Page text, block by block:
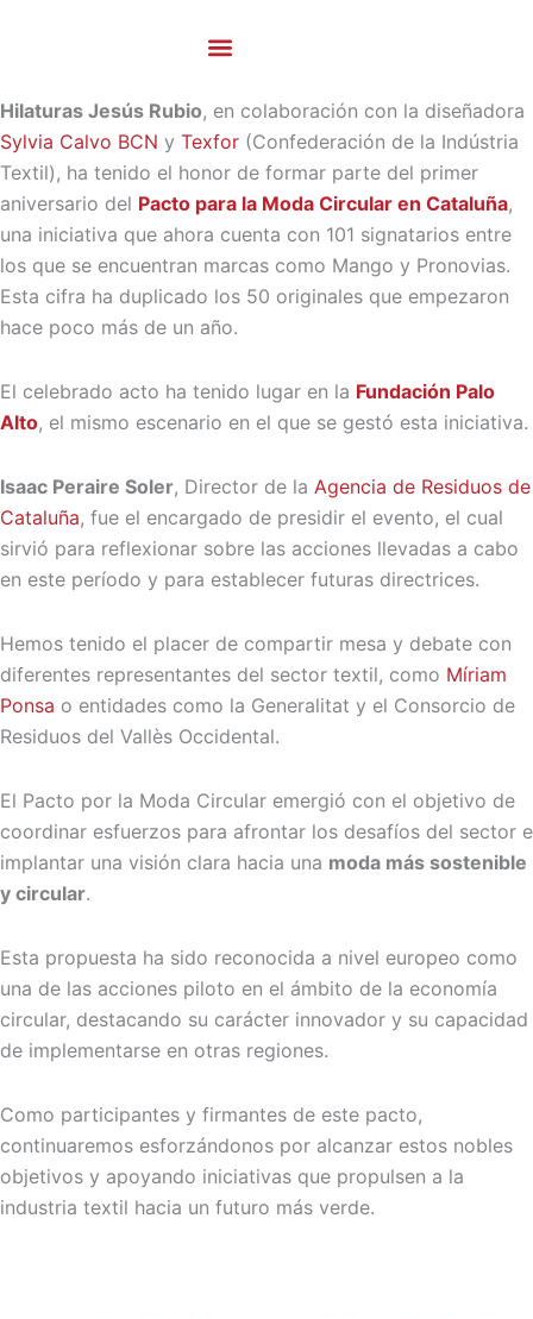
Hilaturas Jesús Rubio, en colaboración con la diseñadora
Sylvia Calvo BCN y Texfor (Confederación de la Indústria
Textil), ha tenido el honor de formar parte del primer
aniversario del Pacto para la Moda Circular en Cataluña,
una iniciativa que ahora cuenta con 101 signatarios entre
los que se encuentran marcas como Mango y Pronovias.
Esta cifra ha duplicado los 50 originales que empezaron
hace poco más de un año.
El celebrado acto ha tenido lugar en la Fundación Palo
Alto, el mismo escenario en el que se gestó esta iniciativa.
Isaac Peraire Soler, Director de la Agencia de Residuos de
Cataluña, fue el encargado de presidir el evento, el cual
sirvió para reflexionar sobre las acciones llevadas a cabo
en este período y para establecer futuras directrices.
Hemos tenido el placer de compartir mesa y debate con
diferentes representantes del sector textil, como Míriam
Ponsa o entidades como la Generalitat y el Consorcio de
Residuos del Vallès Occidental.
El Pacto por la Moda Circular emergió con el objetivo de
coordinar esfuerzos para afrontar los desafíos del sector e
implantar una visión clara hacia una moda más sostenible
y circular.
Esta propuesta ha sido reconocida a nivel europeo como
una de las acciones piloto en el ámbito de la economía
circular, destacando su carácter innovador y su capacidad
de implementarse en otras regiones.
Como participantes y firmantes de este pacto,
continuaremos esforzándonos por alcanzar estos nobles
objetivos y apoyando iniciativas que propulsen a la
industria textil hacia un futuro más verde.